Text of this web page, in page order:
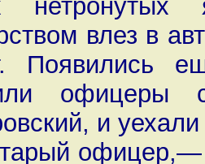
влез в
Появились
офицеры
и
офицер,—